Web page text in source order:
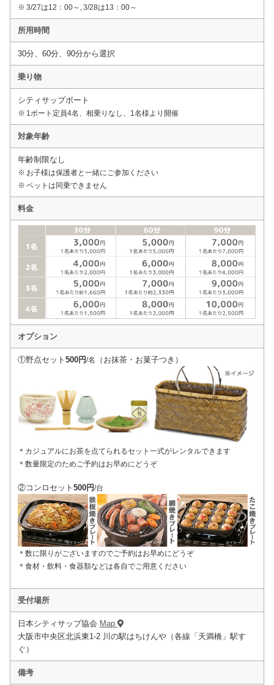
※ 3/27は12：00～, 3/28は13：00～
所用時間
30分、60分、90分から選択
乗り物
シティサップボート
※ 1ボート定員4名、相乗りなし、1名様より開催
対象年齢
年齢制限なし
※ お子様は保護者と一緒にご参加ください
※ ペットは同乗できません
料金
オプション
①野点セット 500円/名 （お抹茶・お菓子つき）
＊カジュアルにお茶を点てられるセット一式がレンタルできます
＊数量限定のためご予約はお早めにどうぞ
②コンロセット 500円/台
＊数に限りがございますのでご予約はお早めにどうぞ
＊食材・飲料・食器類などは各自でご用意ください
受付場所
日本シティサップ協会 Map
大阪市中央区北浜東1-2 川の駅はちけんや（各線「天満橋」駅す
ぐ）
備考